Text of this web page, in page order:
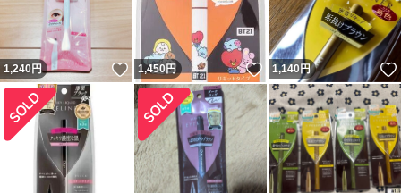
1,240円 いいね！
1,450円 いいね！
1,140 円